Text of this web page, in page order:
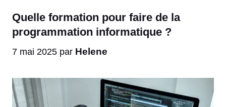
Quelle formation pour faire de la
programmation informatique ?
7 mai 2025 par Helene